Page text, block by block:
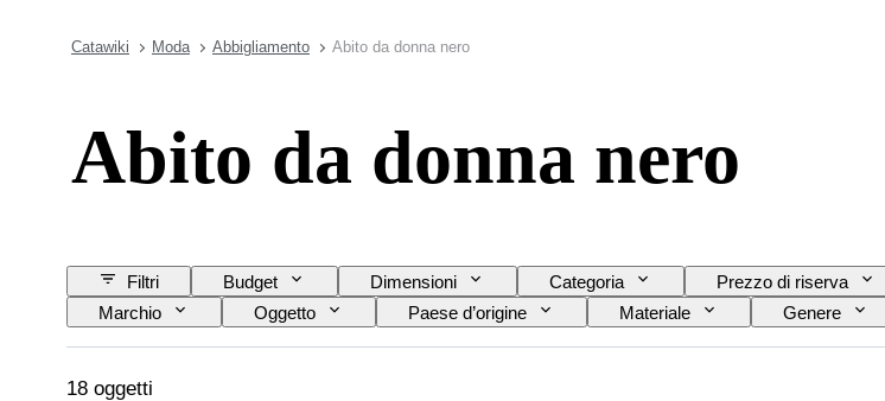
Catawiki Moda Abbigliamento Abito da donna nero
Abito da donna nero
Filtri Budget Dimensioni Categoria Prezzo di riserva
Marchio
Oggetto Paese d’origine Materiale Genere
Taglia sull’oggetto
Motivo
18 oggetti